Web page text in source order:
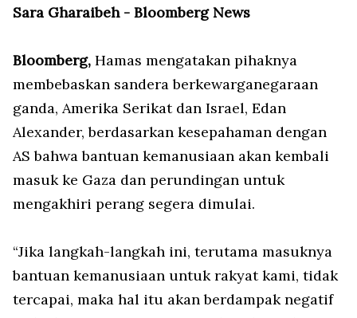
Sara Gharaibeh - Bloomberg News
Bloomberg, Hamas mengatakan pihaknya
membebaskan sandera berkewarganegaraan
ganda, Amerika Serikat dan Israel, Edan
Alexander, berdasarkan kesepahaman dengan
AS bahwa bantuan kemanusiaan akan kembali
masuk ke Gaza dan perundingan untuk
mengakhiri perang segera dimulai.
“Jika langkah-langkah ini, terutama masuknya
bantuan kemanusiaan untuk rakyat kami, tidak
tercapai, maka hal itu akan berdampak negatif